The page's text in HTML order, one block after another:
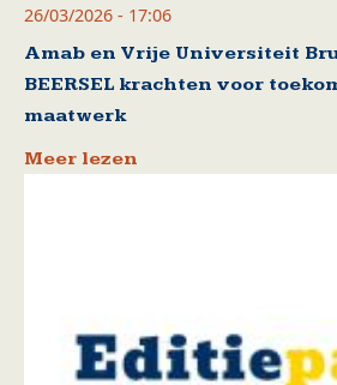
26/03/2026 - 17:06
Amab en Vrije Universiteit
BEERSEL krachten voor
maatwerk
Meer lezen